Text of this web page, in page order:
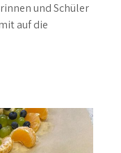
und Schüler
auf die